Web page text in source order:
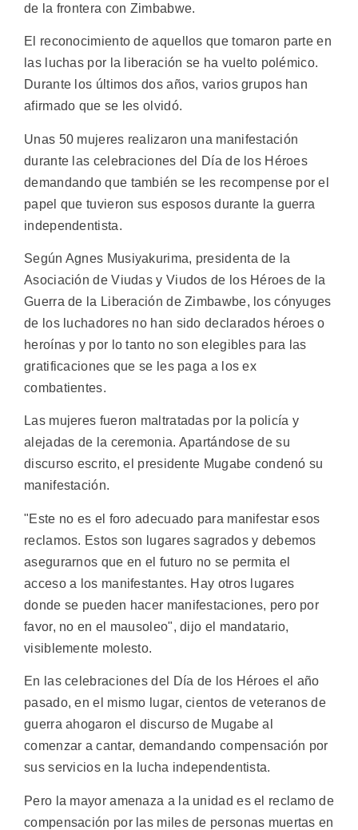
de la frontera con Zimbabwe.
El reconocimiento de aquellos que tomaron parte en
las luchas por la liberación se ha vuelto polémico.
Durante los últimos dos años, varios grupos han
afirmado que se les olvidó.
Unas 50 mujeres realizaron una manifestación
durante las celebraciones del Día de los Héroes
demandando que también se les recompense por el
papel que tuvieron sus esposos durante la guerra
independentista.
Según Agnes Musiyakurima, presidenta de la
Asociación de Viudas y Viudos de los Héroes de la
Guerra de la Liberación de Zimbawbe, los cónyuges
de los luchadores no han sido declarados héroes o
heroínas y por lo tanto no son elegibles para las
gratificaciones que se les paga a los ex
combatientes.
Las mujeres fueron maltratadas por la policía y
alejadas de la ceremonia. Apartándose de su
discurso escrito, el presidente Mugabe condenó su
manifestación.
"Este no es el foro adecuado para manifestar esos
reclamos. Estos son lugares sagrados y debemos
asegurarnos que en el futuro no se permita el
acceso a los manifestantes. Hay otros lugares
donde se pueden hacer manifestaciones, pero por
favor, no en el mausoleo", dijo el mandatario,
visiblemente molesto.
En las celebraciones del Día de los Héroes el año
pasado, en el mismo lugar, cientos de veteranos de
guerra ahogaron el discurso de Mugabe al
comenzar a cantar, demandando compensación por
sus servicios en la lucha independentista.
Pero la mayor amenaza a la unidad es el reclamo de
compensación por las miles de personas muertas en